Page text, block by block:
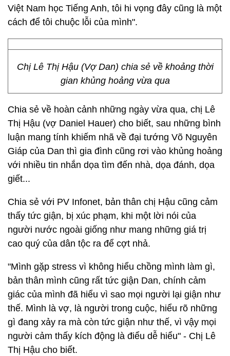
Việt Nam học Tiếng Anh, tôi hi vọng đây cũng là một
cách để tôi chuộc lỗi của mình".
Chị Lê Thị Hậu (Vợ Dan) chia sẻ về khoảng thời
gian khủng hoảng vừa qua
Chia sẻ về hoàn cảnh những ngày vừa qua, chị Lê
Thị Hậu (vợ Daniel Hauer) cho biết, sau những bình
luận mang tính khiếm nhã về đại tướng Võ Nguyên
Giáp của Dan thì gia đình cũng rơi vào khủng hoảng
với nhiều tin nhắn dọa tìm đến nhà, dọa đánh, dọa
giết...
Chia sẻ với PV Infonet, bản thân chị Hậu cũng cảm
thấy tức giận, bị xúc phạm, khi một lời nói của
người nước ngoài giống như mang những giá trị
cao quý của dân tộc ra để cợt nhả.
"Mình gặp stress vì không hiểu chồng mình làm gì,
bản thân mình cũng rất tức giận Dan, chính cảm
giác của mình đã hiểu vì sao mọi người lại giận như
thế. Mình là vợ, là người trong cuộc, hiểu rõ những
gì đang xảy ra mà còn tức giận như thế, vì vậy mọi
người cảm thấy kích động là điểu dễ hiểu" - Chị Lê
Thị Hậu cho biết.